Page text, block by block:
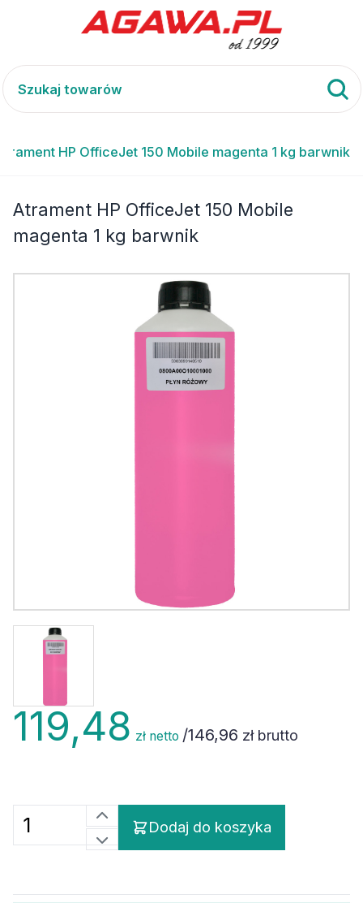
HP OfficeJet 150 Mobile magenta 1 kg barwnik
Atrament HP OfficeJet 150 Mobile
magenta 1 kg barwnik
119,48 zł netto /146,96 zł brutto
Dodaj do koszyka